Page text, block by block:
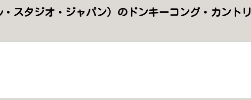
・スタジオ・ジャパン）のドンキーコング・カントリ